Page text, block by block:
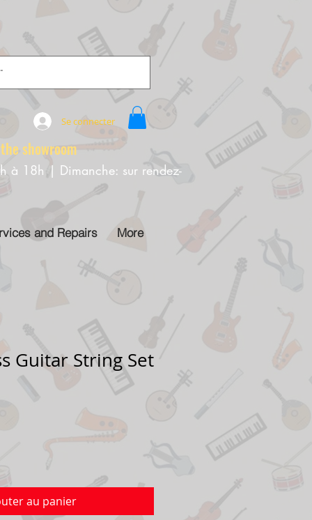
Se connecter
à 18h | Dimanche: sur rendez-
and Repairs More
Guitar String Set
au panier